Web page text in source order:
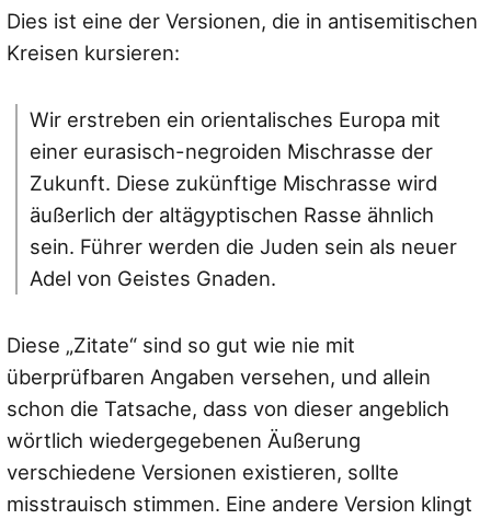
Dies ist eine der Versionen, die in antisemitischen
Kreisen kursieren:
Wir erstreben ein orientalisches Europa mit
einer eurasisch-negroiden Mischrasse der
Zukunft. Diese zukünftige Mischrasse wird
äußerlich der altägyptischen Rasse ähnlich
sein. Führer werden die Juden sein als neuer
Adel von Geistes Gnaden.
Diese „Zitate“ sind so gut wie nie mit
überprüfbaren Angaben versehen, und allein
schon die Tatsache, dass von dieser angeblich
wörtlich wiedergegebenen Äußerung
verschiedene Versionen existieren, sollte
misstrauisch stimmen. Eine andere Version klingt